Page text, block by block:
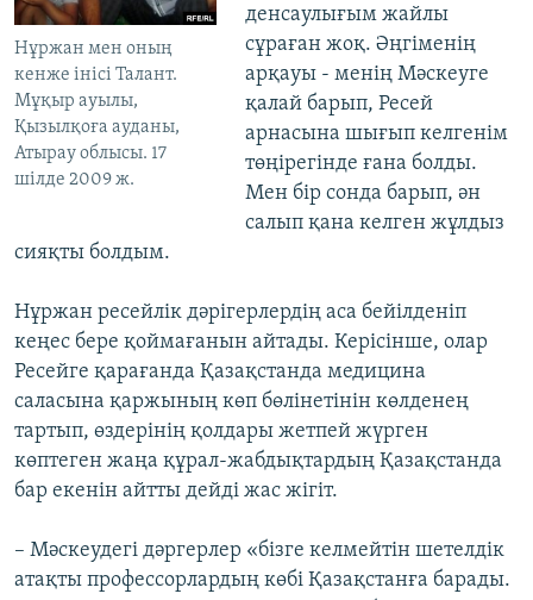
Нұржан мен оның
кенже інісі Талант.
Мұқыр ауылы,
Қызылқоға ауданы,
Атырау облысы. 17
шілде 2009 ж.
денсаулығым жайлы
сұраған жоқ. Әңгіменің
арқауы - менің Мәскеуге
қалай барып, Ресей
арнасына шығып келгенім
төңірегінде ғана болды.
Мен бір сонда барып, ән
салып қана келген жұлдыз
сияқты болдым.
Нұржан ресейлік дәрігерлердің аса бейілденіп
кеңес бере қоймағанын айтады. Керісінше, олар
Ресейге қарағанда Қазақстанда медицина
саласына қаржының көп бөлінетінін көлденең
тартып, өздерінің қолдары жетпей жүрген
көптеген жаңа құрал-жабдықтардың Қазақстанда
бар екенін айтты дейді жас жігіт.
– Мәскеудегі дәргерлер «бізге келмейтін шетелдік
атақты профессорлардың көбі Қазақстанға барады.